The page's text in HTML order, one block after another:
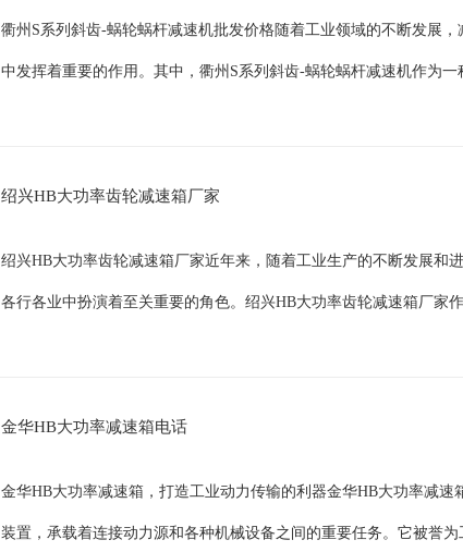
衢州S系列斜齿-蜗轮蜗杆减速机批发价格随着工业领域的不断发展
中发挥着重要的作用。其中，衢州S系列斜齿-蜗轮蜗杆减速机作为
绍兴HB大功率齿轮减速箱厂家
绍兴HB大功率齿轮减速箱厂家近年来，随着工业生产的不断发展和
各行各业中扮演着至关重要的角色。绍兴HB大功率齿轮减速箱厂家
金华HB大功率减速箱电话
金华HB大功率减速箱，打造工业动力传输的利器金华HB大功率减速
装置，承载着连接动力源和各种机械设备之间的重要任务。它被誉为